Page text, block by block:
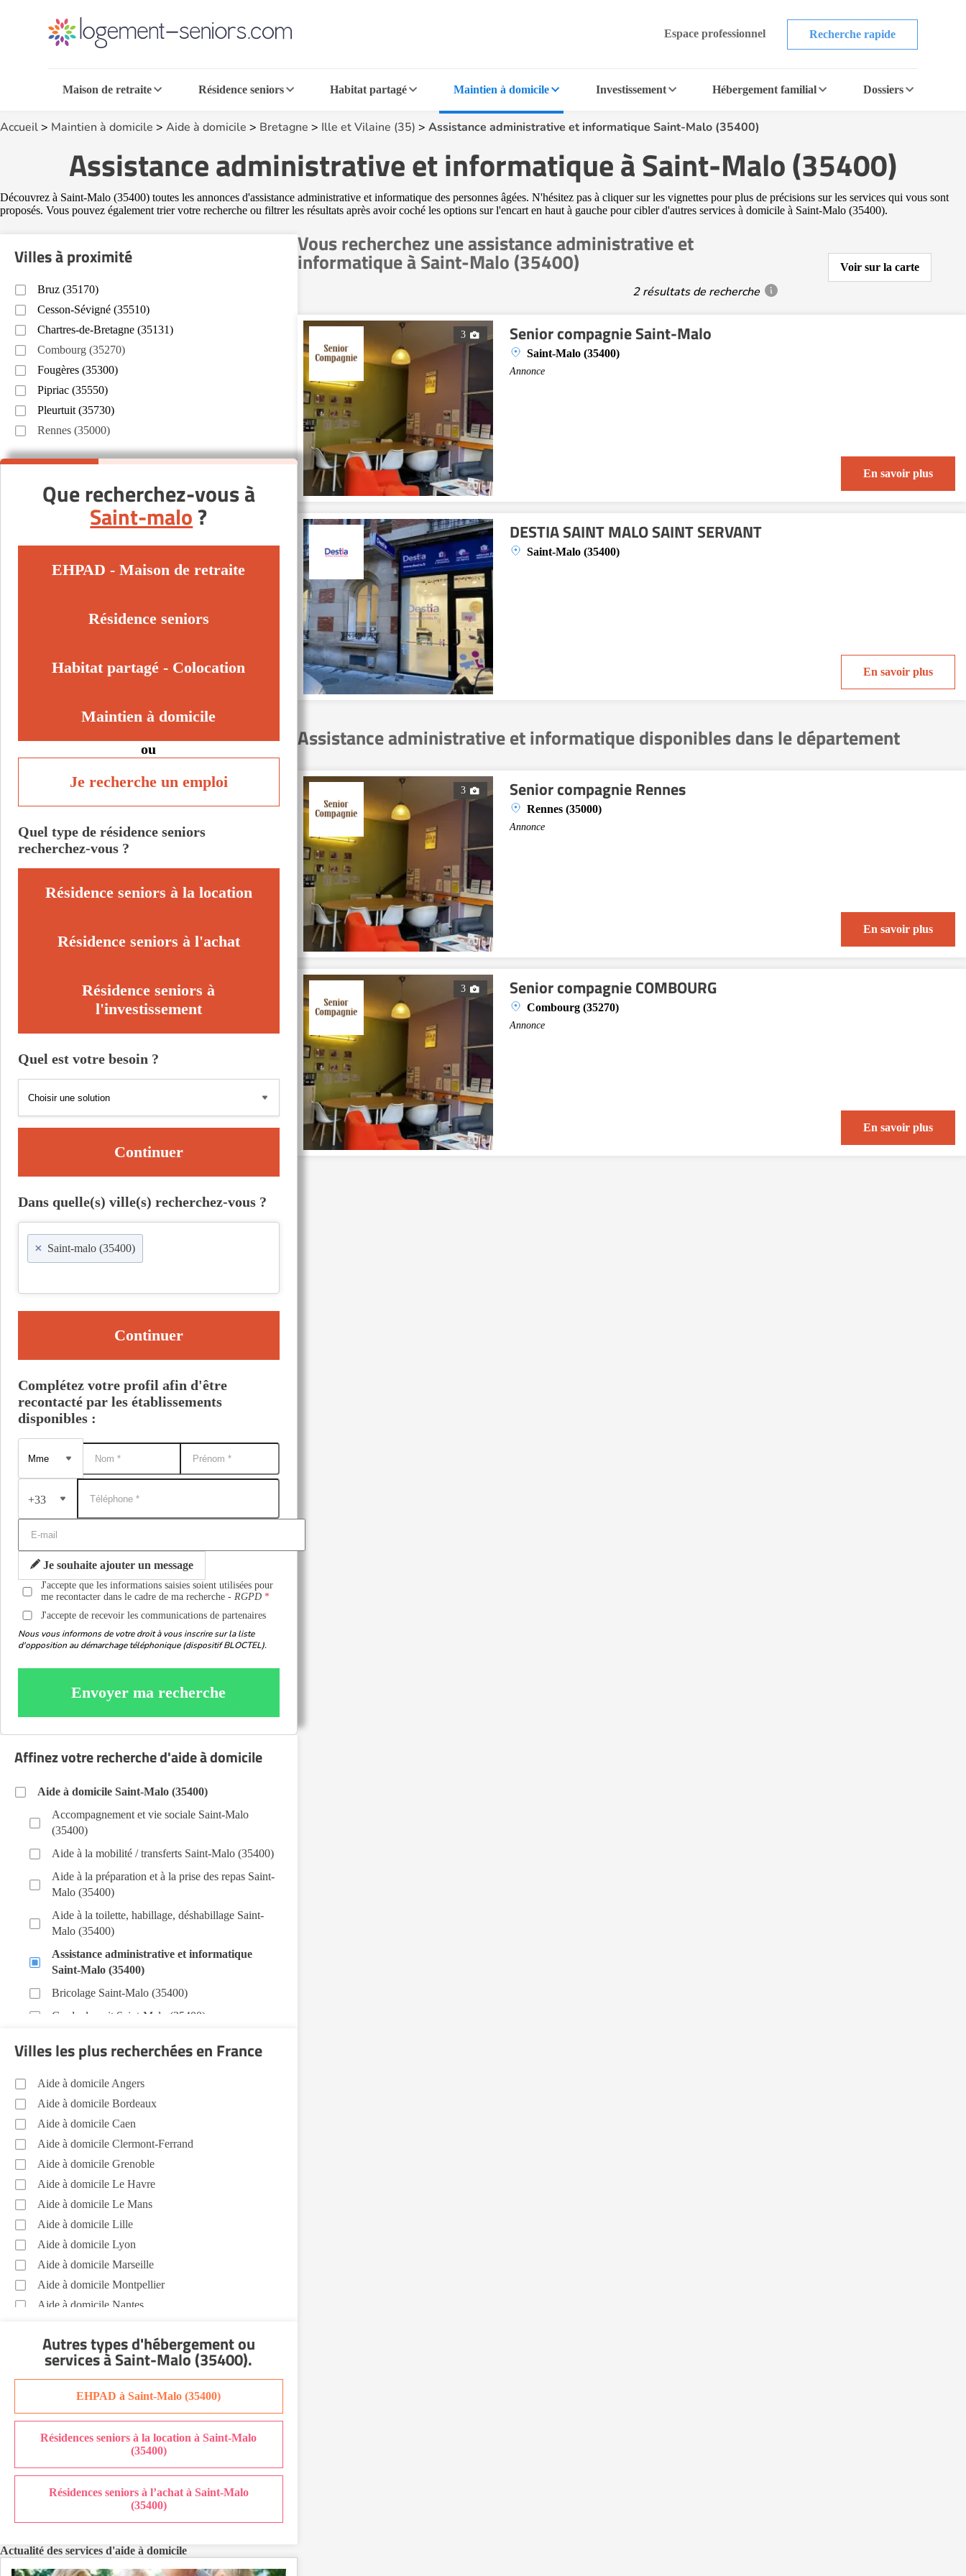
Espace professionnel Recherche rapide
Maison de retraite Résidence seniors Habitat partagé Maintien à domicile Investissement Hébergement familial Dossiers
Accueil> Maintien à domicile > Aide à domicile > Bretagne > Ille et Vilaine (35) > Assistance administrative et informatique Saint-Malo (35400)
Assistance administrative et informatique à Saint-Malo (35400)
Découvrez à Saint-Malo (35400) toutes les annonces d'assistance administrative et informatique des personnes âgées. N'hésitez pas à cliquer sur les vignettes pour plus de précisions sur les services qui vous sont
proposés. Vous pouvez également trier votre recherche ou filtrer les résultats après avoir coché les options sur l'encart en haut à gauche pour cibler d'autres services à domicile à Saint-Malo (35400).
Vous recherchez une assistance administrative et
informatique à Saint-Malo (35400)
2 résultats de recherche
Voir sur la carte
3 Senior compagnie Saint-Malo
Saint-Malo (35400)
Annonce
En savoir plus
DESTIA SAINT MALO SAINT SERVANT
Saint-Malo (35400)
En savoir plus
Assistance administrative et informatique disponibles dans le département
3 Senior compagnie Rennes
Rennes (35000)
Annonce
En savoir plus
3 Senior compagnie COMBOURG
Combourg (35270)
Annonce
En savoir plus
Villes à proximité
Bruz (35170)
Cesson-Sévigné (35510)
Chartres-de-Bretagne (35131)
Combourg (35270)
Fougères (35300)
Pipriac (35550)
Pleurtuit (35730)
Rennes (35000)
Que recherchez-vous à
Saint-malo?
EHPAD - Maison de retraite
Résidence seniors
Habitat partagé - Colocation
Maintien à domicile
ou
Je recherche un emploi
Quel type de résidence seniors
recherchez-vous ?
Résidence seniors à la location
Résidence seniors à l'achat
Résidence seniors à
l'investissement
Quel est votre besoin ?
Continuer
Dans quelle(s) ville(s) recherchez-vous ?
× Saint-malo (35400)
Continuer
Complétez votre profil afin d'être
recontacté par les établissements
disponibles :
+33
Je souhaite ajouter un message
J'accepte que les informations saisies soient utilisées pour
me recontacter dans le cadre de ma recherche -RGPD
J'accepte de recevoir les communications de partenaires
Nous vous informons de votre droit à vous inscrire sur la liste
d'opposition au démarchage téléphonique (dispositif BLOCTEL).
Envoyer ma recherche
Affinez votre recherche d'aide à domicile
Aide à domicile Saint-Malo (35400)
Accompagnement et vie sociale Saint-Malo
(35400)
Aide à la mobilité / transferts Saint-Malo (35400)
Aide à la préparation et à la prise des repas Saint-
Malo (35400)
Aide à la toilette, habillage, déshabillage Saint-
Malo (35400)
Assistance administrative et informatique
Saint-Malo (35400)
Bricolage Saint-Malo (35400)
Garde de nuit Saint-Malo (35400)
Jardinage Saint-Malo (35400)
Aide aux courses Saint-Malo (35400)
Entretien du cadre de vie, ménage, repassage,
gestion du linge Saint-Malo (35400)
Portage de repas Saint-Malo (35400)
Sorties (promenades, rendez-vous médicaux...)
Saint-Malo (35400)
Voir toutes les aides à domicile à Saint-Malo (35400)
Villes les plus recherchées en France
Aide à domicile Angers
Aide à domicile Bordeaux
Aide à domicile Caen
Aide à domicile Clermont-Ferrand
Aide à domicile Grenoble
Aide à domicile Le Havre
Aide à domicile Le Mans
Aide à domicile Lille
Aide à domicile Lyon
Aide à domicile Marseille
Aide à domicile Montpellier
Aide à domicile Nantes
Aide à domicile Nîmes
Aide à domicile Orléans
Aide à domicile Rennes
Aide à domicile Saint-Etienne
Aide à domicile Toulouse
Recherche par ville
Autres types d'hébergement ou
servicesà Saint-Malo (35400).
EHPAD à Saint-Malo (35400)
Résidences seniors à la location à Saint-Malo
(35400)
Résidences seniors à l’achat à Saint-Malo
(35400)
Actualité des services d'aide à domicile